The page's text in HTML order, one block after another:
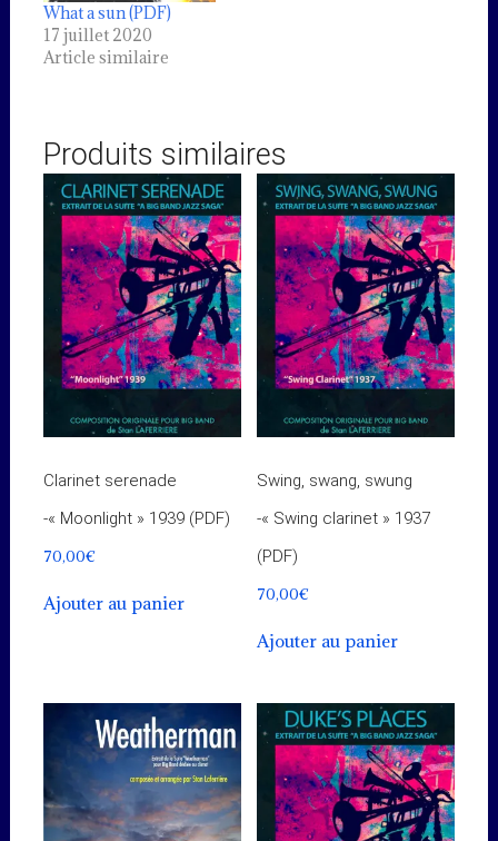
What a sun (PDF)
17 juillet 2020
Article similaire
Produits similaires
Clarinet serenade
-« Moonlight » 1939 (PDF)
70,00€
Ajouter au panier
Swing, swang, swung
-« Swing clarinet » 1937
(PDF)
70,00€
Ajouter au panier